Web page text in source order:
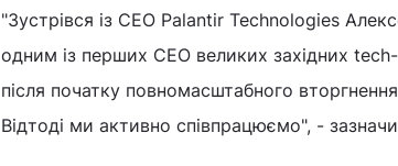
"Зустрівся із CEO Palantir Technologies
одним із перших CEO великих західних
після початку повномасштабного
Відтоді ми активно співпрацюємо", -